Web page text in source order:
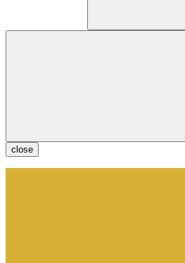
close